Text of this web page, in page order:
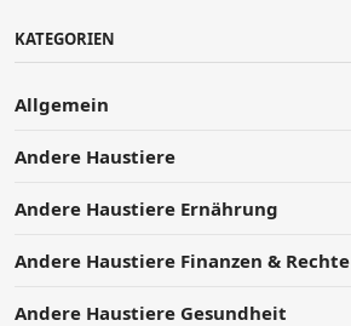
KATEGORIEN
Allgemein
Andere Haustiere
Andere Haustiere Ernährung
Andere Haustiere Finanzen & Rechte
Andere Haustiere Gesundheit